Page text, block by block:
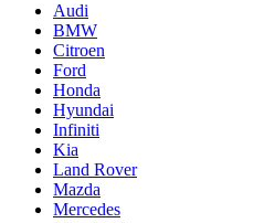
Audi
BMW
Citroen
Ford
Honda
Hyundai
Infiniti
Kia
Land Rover
Mazda
Merсedes